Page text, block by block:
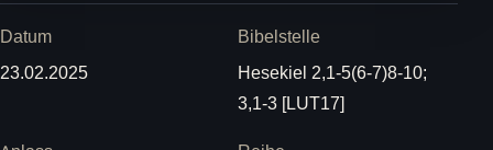
Datum
23.02.2025
Bibelstelle
Hesekiel 2,1-5(6-7)8-10;
3,1-3 [LUT17]